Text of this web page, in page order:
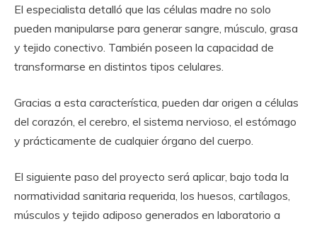
El especialista detalló que las células madre no solo
pueden manipularse para generar sangre, músculo, grasa
y tejido conectivo. También poseen la capacidad de
transformarse en distintos tipos celulares.
Gracias a esta característica, pueden dar origen a células
del corazón, el cerebro, el sistema nervioso, el estómago
y prácticamente de cualquier órgano del cuerpo.
El siguiente paso del proyecto será aplicar, bajo toda la
normatividad sanitaria requerida, los huesos, cartílagos,
músculos y tejido adiposo generados en laboratorio a